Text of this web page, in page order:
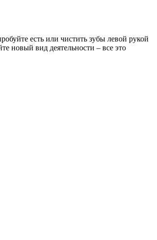
есть или чистить зубы левой рукой
новый вид деятельности – все это